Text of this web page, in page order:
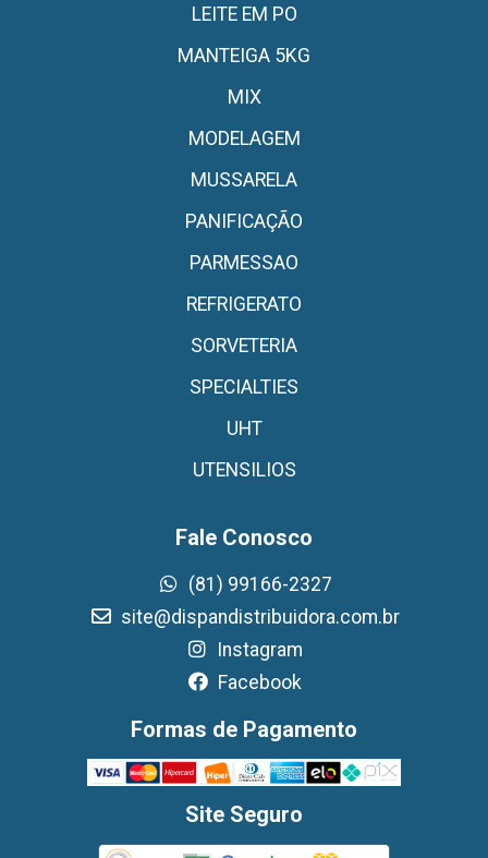
LEITE EM PO
MANTEIGA 5KG
MIX
MODELAGEM
MUSSARELA
PANIFICAÇÃO
PARMESSAO
REFRIGERATO
SORVETERIA
SPECIALTIES
UHT
UTENSILIOS
Fale Conosco
(81) 99166-2327
site@dispandistribuidora.com.br
Instagram
Facebook
Formas de Pagamento
Site Seguro